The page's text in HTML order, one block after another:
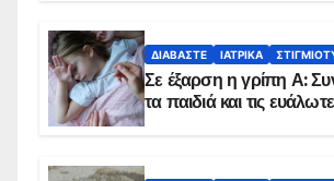
ΔΙΑΒΆΣΤΕ ΙΑΤΡΙΚΆ
Σε έξαρση η γρίπη Α:
τα παιδιά και τις